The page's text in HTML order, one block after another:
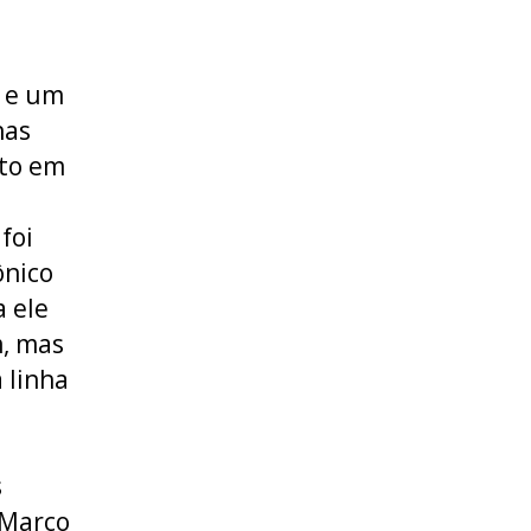
um
em
ele
mas
linha